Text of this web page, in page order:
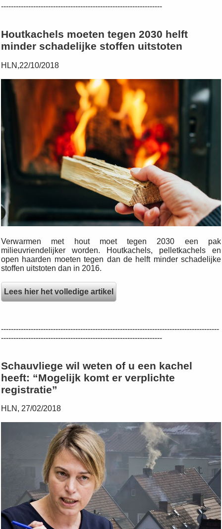
-----------------------------------------------------------------
Houtkachels moeten tegen 2030 helft
minder schadelijke stoffen uitstoten
HLN,22/10/2018
Verwarmen met hout moet tegen 2030 een pak
milieuvriendelijker worden. Houtkachels, pelletkachels en
open haarden moeten tegen dan de helft minder schadelijke
stoffen uitstoten dan in 2016.
Lees hier het volledige artikel
----------------------------------------------------------------------------------------
-----------------------------------------------------------------
Schauvliege wil weten of u een kachel
heeft: “Mogelijk komt er verplichte
registratie”
HLN, 27/02/2018